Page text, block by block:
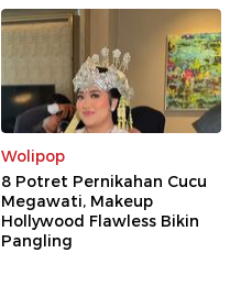
Wolipop
8 Potret Pernikahan Cucu
Megawati, Makeup
Hollywood Flawless Bikin
Pangling